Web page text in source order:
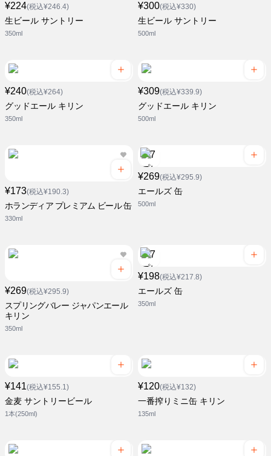
¥224(税込¥246.4)
生ビール サントリー
350ml
¥300(税込¥330)
生ビール サントリー
500ml
¥240(税込¥264)
グッドエール キリン
350ml
¥309(税込¥339.9)
グッドエール キリン
500ml
¥173(税込¥190.3)
ホランディア プレミアム ビール 缶
330ml
¥269(税込¥295.9)
エールズ 缶
500ml
¥269(税込¥295.9)
スプリングバレー ジャパンエール
キリン
350ml
¥198(税込¥217.8)
エールズ 缶
350ml
¥141(税込¥155.1)
金麦 サントリービール
1本(250ml)
¥120(税込¥132)
一番搾りミニ缶 キリン
135ml